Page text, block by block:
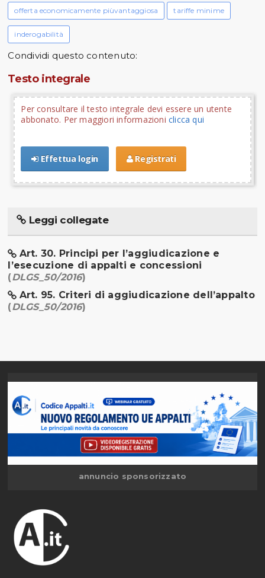
offerta economicamente piùvantaggiosa tariffe minime
inderogabilità
Condividi questo contenuto:
Testo integrale
Per consultare il testo integrale devi essere un utente
abbonato. Per maggiori informazioni clicca qui
Effettua login Registrati
Leggi collegate
Art. 30. Principi per l’aggiudicazione e
l’esecuzione di appalti e concessioni
(DLGS_50/2016)
Art. 95. Criteri di aggiudicazione dell’appalto
(DLGS_50/2016)
annuncio sponsorizzato